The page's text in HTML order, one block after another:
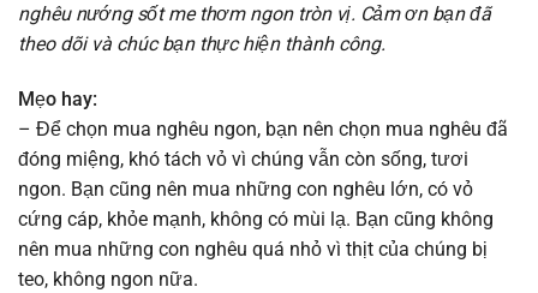
nghêu nướng sốt me thơm ngon tròn vị. Cảm ơn bạn đã
theo dõi và chúc bạn thực hiện thành công.
Mẹo hay:
– Để chọn mua nghêu ngon, bạn nên chọn mua nghêu đã
đóng miệng, khó tách vỏ vì chúng vẫn còn sống, tươi
ngon. Bạn cũng nên mua những con nghêu lớn, có vỏ
cứng cáp, khỏe mạnh, không có mùi lạ. Bạn cũng không
nên mua những con nghêu quá nhỏ vì thịt của chúng bị
teo, không ngon nữa.